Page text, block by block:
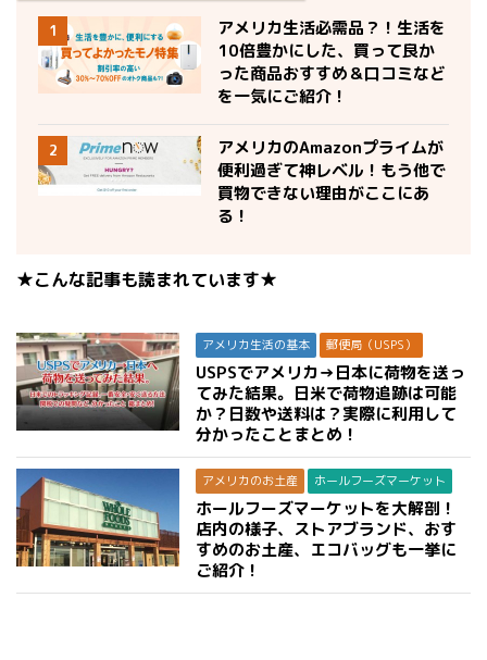
1
アメリカ生活必需品？！生活を
10倍豊かにした、買って良か
った商品おすすめ＆口コミなど
を一気にご紹介！
2
アメリカのAmazonプライムが
便利過ぎて神レベル！もう他で
買物できない理由がここにあ
る！
★こんな記事も読まれています★
アメリカ生活の基本 郵便局（USPS）
USPSでアメリカ→日本に荷物を送っ
てみた結果。日米で荷物追跡は可能
か？日数や送料は？実際に利用して
分かったことまとめ！
アメリカのお土産 ホールフーズマーケット
ホールフーズマーケットを大解剖！
店内の様子、ストアブランド、おす
すめのお土産、エコバッグも一挙に
ご紹介！